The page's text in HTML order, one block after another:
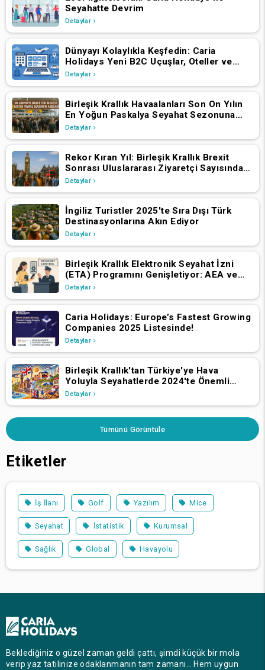
Seyahatte Devrim
Detaylar
Dünyayı Kolaylıkla Keşfedin: Caria
Holidays Yeni B2C Uçuşlar, Oteller ve
Tatil Paketleri Platformunu Başlattı
Detaylar
Birleşik Krallık Havaalanları Son On Yılın
En Yoğun Paskalya Seyahat Sezonuna
Hazırlanıyor
Detaylar
Rekor Kıran Yıl: Birleşik Krallık Brexit
Sonrası Uluslararası Ziyaretçi Sayısında
Artış Yaşadı
Detaylar
İngiliz Turistler 2025'te Sıra Dışı Türk
Destinasyonlarına Akın Ediyor
Detaylar
Birleşik Krallık Elektronik Seyahat İzni
(ETA) Programını Genişletiyor: AEA ve
İsviçre Vatandaşlarının 2 Nisan 2025'ten
Detaylar
Caria Holidays: Europe’s Fastest Growing
Companies 2025 Listesinde!
Detaylar
Birleşik Krallık'tan Türkiye'ye Hava
Yoluyla Seyahatlerde 2024'te Önemli
Büyüme
Detaylar
Tümünü Görüntüle
Etiketler
İş İlanı Golf Yazılım Mice
Seyahat İstatistik Kurumsal
Sağlık Global Havayolu
Beklediğiniz o güzel zaman geldi çattı, şimdi küçük bir mola
verip yaz tatilinize odaklanmanın tam zamanı… Hem uygun